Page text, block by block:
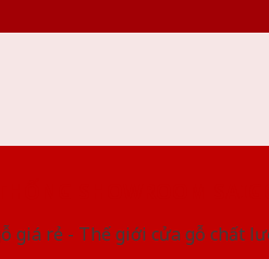
giá rẻ - Thế giới cửa gỗ chất